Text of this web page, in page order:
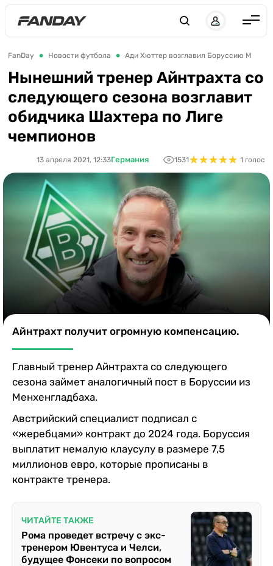
Англия
Испания
Германия
Италия
Франция
Украина
ЛЧ
ЧЕ-2028
Букмекеры
Казино
FanDay Новости футбола Ади Хюттер возглавил Боруссию М
Нынешний тренер Айнтрахта со
следующего сезона возглавит
обидчика Шахтера по Лиге
чемпионов
Германия
13 апреля 2021, 12:33 1531★★★★★
★★★★★ 1 голос
Айнтрахт получит огромную компенсацию.
Главный тренер Айнтрахта со следующего
сезона займет аналогичный пост в Боруссии из
Менхенгладбаха.
Австрийский специалист подписал с
«жеребцами» контракт до 2024 года. Боруссия
выплатит немалую клаусулу в размере 7,5
миллионов евро, которые прописаны в
контракте тренера.
ЧИТАЙТЕ ТАКЖЕ
Рома проведет встречу с экс-
тренером Ювентуса и Челси,
будущее Фонсеки по вопросом